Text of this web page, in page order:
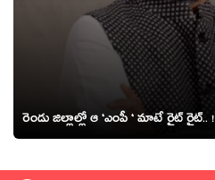
రెండు జిల్లాల్లో ఆ ‘ఎంపీ ‘ మాటే రైట్ రైట్‌.. !